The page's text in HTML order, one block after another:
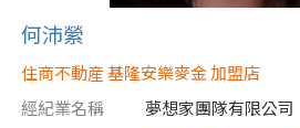
何沛縈
住商不動産 基隆安樂麥金 加盟店
經紀業名稱
夢想家團隊有限公司